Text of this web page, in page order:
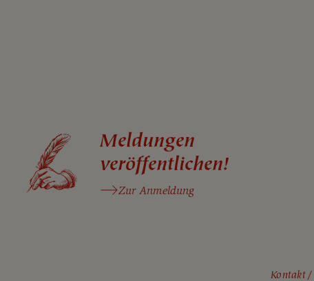
Meldungen
veröffentlichen!
Zur Anmeldung
Kontakt